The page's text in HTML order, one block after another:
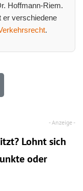
Hoffmann-Riem.
er verschiedene
.
Lohnt sich
oder